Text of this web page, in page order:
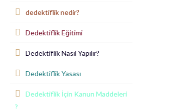
dedektiflik nedir?
Dedektiflik Eğitimi
Dedektiflik Nasıl Yapılır?
Dedektiflik Yasası
Dedektiflik İçin Kanun Maddeleri
?